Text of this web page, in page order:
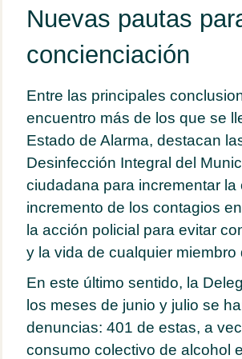
Nuevas pautas
concienciación
Entre las principales
encuentro más de los que se
Estado de Alarma, destacan
Desinfección Integral del
ciudadana para incrementar
incremento de los contagios
la acción policial para evitar
y la vida de cualquier
En este último sentido, la
los meses de junio y julio se
denuncias: 401 de estas, a
consumo colectivo de alcohol